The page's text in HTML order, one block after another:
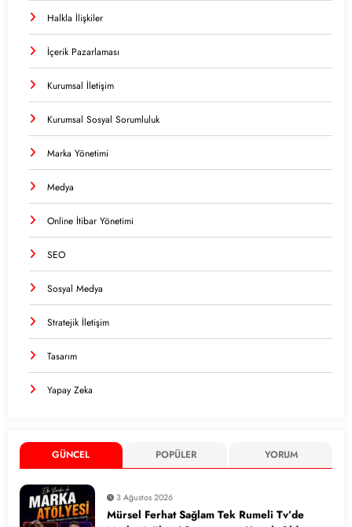
Halkla İlişkiler
İçerik Pazarlaması
Kurumsal İletişim
Kurumsal Sosyal Sorumluluk
Marka Yönetimi
Medya
Online İtibar Yönetimi
SEO
Sosyal Medya
Stratejik İletişim
Tasarım
Yapay Zeka
GÜNCEL POPÜLER YORUM
3 Ağustos 2026
Mürsel Ferhat Sağlam Tek Rumeli Tv’de